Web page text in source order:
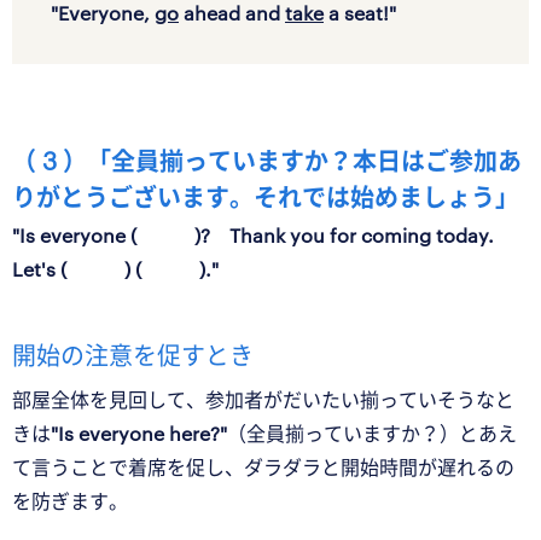
"Everyone, go ahead and takea seat!"
（ 3 ）「全員揃っていますか？本日はご参加あ
りがとうございます。それでは始めましょう」
"Is everyone ( )? Thank you for coming today.
Let's ( ) ( )."
開始の注意を促すとき
部屋全体を見回して、参加者がだいたい揃っていそうなと
きは"Is everyone here?" （全員揃っていますか？）とあえ
て言うことで着席を促し、ダラダラと開始時間が遅れるの
を防ぎます。